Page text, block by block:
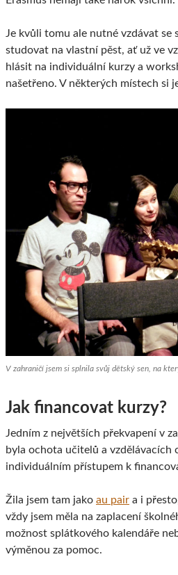
Je kvůli tomu ale nutné vzdávat se
studovat na vlastní pěst, ať už ve
hlásit na individuální kurzy a
našetřeno. V některých místech si
V zahraničí jsem si splnila svůj dětský sen, na
Jak financovat kurzy?
Jedním z největších překvapení v
byla ochota učitelů a vzdělávacích
individuálním přístupem k
Žila jsem tam jako au pair a i
vždy jsem měla na zaplacení
možnost splátkového kalendáře
výměnou za pomoc.